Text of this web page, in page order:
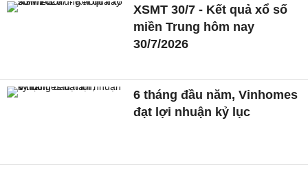
XSMT 30/7 - Kết quả xổ số
miền Trung hôm nay
30/7/2026
6 tháng đầu năm, Vinhomes
đạt lợi nhuận kỷ lục